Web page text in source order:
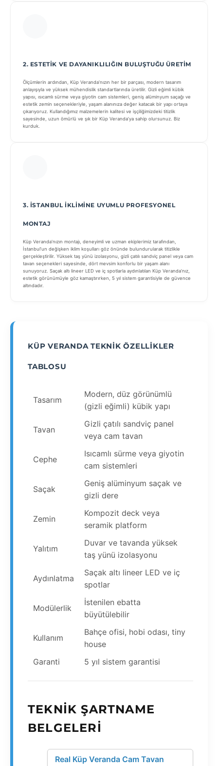
2. ESTETIK VE DAYANIKLILIĞIN BULUŞTUĞU ÜRETIM
Ölçümlerin ardından, Küp Veranda’nızın her bir parçası, modern tasarım
anlayışıyla ve yüksek mühendislik standartlarında üretilir. Gizli eğimli kübik
yapısı, ısıcamlı sürme veya giyotin cam sistemleri, geniş alüminyum saçağı ve
estetik zemin seçenekleriyle, yaşam alanınıza değer katacak bir yapı ortaya
çıkarıyoruz. Kullandığımız malzemelerin kalitesi ve işçiliğimizdeki titizlik
sayesinde, uzun ömürlü ve şık bir Küp Veranda’ya sahip olursunuz. Biz
kurduk.
3. İSTANBUL İKLIMINE UYUMLU PROFESYONEL
MONTAJ
Küp Veranda’nızın montajı, deneyimli ve uzman ekiplerimiz tarafından,
İstanbul’un değişken iklim koşulları göz önünde bulundurularak titizlikle
gerçekleştirilir. Yüksek taş yünü izolasyonu, gizli çatılı sandviç panel veya cam
tavan seçenekleri sayesinde, dört mevsim konforlu bir yaşam alanı
sunuyoruz. Saçak altı lineer LED ve iç spotlarla aydınlatılan Küp Veranda’nız,
estetik görünümüyle göz kamaştırırken, 5 yıl sistem garantisiyle de güvence
altındadır.
KÜP VERANDA TEKNIK ÖZELLIKLER
TABLOSU
Tasarım
Modern, düz görünümlü
(gizli eğimli) kübik yapı
Tavan
Gizli çatılı sandviç panel
veya cam tavan
Cephe
Isıcamlı sürme veya giyotin
cam sistemleri
Saçak
Geniş alüminyum saçak ve
gizli dere
Zemin
Kompozit deck veya
seramik platform
Yalıtım
Duvar ve tavanda yüksek
taş yünü izolasyonu
Aydınlatma
Saçak altı lineer LED ve iç
spotlar
Modülerlik
İstenilen ebatta
büyütülebilir
Kullanım
Bahçe ofisi, hobi odası, tiny
house
Garanti
5 yıl sistem garantisi
TEKNIK ŞARTNAME
BELGELERI
Real Küp Veranda Cam Tavan